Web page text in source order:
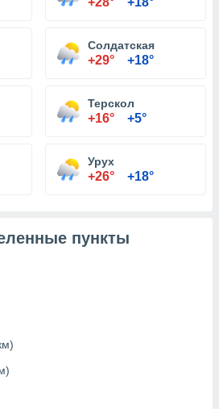
Солдатская
+29° +18°
Терскол
+16° +5°
Урух
+26° +18°
пункты